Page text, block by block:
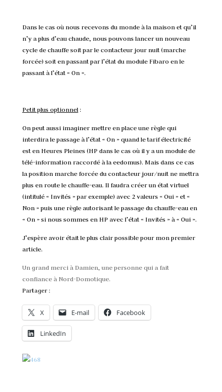
Dans le cas où nous recevons du monde à la maison et qu’il
n’y a plus d’eau chaude, nous pouvons lancer un nouveau
cycle de chauffe soit par le contacteur jour nuit (marche
forcée) soit en passant par l’état du module Fibaro en le
passant à l’état « On ».
Petit plus optionnel :
On peut aussi imaginer mettre en place une règle qui
interdira le passage à l’état « On » quand le tarif électricité
est en Heures Pleines (HP dans le cas où il y a un module de
télé-information raccordé à la eedomus). Mais dans ce cas
la position marche forcée du contacteur jour/nuit ne mettra
plus en route le chauffe-eau. Il faudra créer un état virtuel
(intitulé « Invités » par exemple) avec 2 valeurs « Oui » et «
Non » puis une règle autorisant le passage du chauffe-eau en
« On » si nous sommes en HP avec l’état « Invités » à « Oui ».
J’espère avoir était le plus clair possible pour mon premier
article.
Un grand merci à Damien, une personne qui a fait
confiance à Nord-Domotique.
Partager :
X E-mail Facebook
LinkedIn